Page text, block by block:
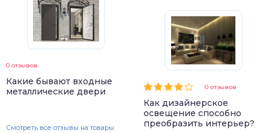
0 отзывов
Какие бывают входные
металлические двери
Смотреть все отзывы на товары
0 отзывов
Как дизайнерское
освещение способно
преобразить интерьер?